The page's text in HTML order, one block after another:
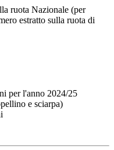
ruota Nazionale (per
estratto sulla ruota di
per l'anno 2024/25
e sciarpa)